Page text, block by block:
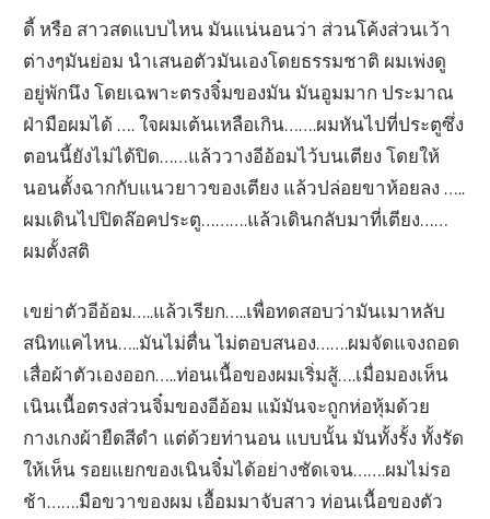
ดี้ หรือ สาวสดแบบไหน มันแน่นอนว่า ส่วนโค้งส่วนเว้า
ต่างๆมันย่อม นำเสนอตัวมันเองโดยธรรมชาติ ผมเพ่งดู
อยู่พักนึง โดยเฉพาะตรงจิ๋มของมัน มันอูมมาก ประมาณ
ฝ่ามือผมได้ …. ใจผมเต้นเหลือเกิน…….ผมหันไปที่ประตูซึ่ง
ตอนนี้ยังไม่ได้ปิด……แล้ววางอีอ้อมไว้บนเตียง โดยให้
นอนตั้งฉากกับแนวยาวของเตียง แล้วปล่อยขาห้อยลง …..
ผมเดินไปปิดล๊อคประตู……….แล้วเดินกลับมาที่เตียง……
ผมตั้งสติ
เขย่าตัวอีอ้อม…..แล้วเรียก…..เพื่อทดสอบว่ามันเมาหลับ
สนิทแคไหน…..มันไม่ตื่น ไม่ตอบสนอง…….ผมจัดแจงถอด
เสื่อผ้าตัวเองออก…..ท่อนเนื้อของผมเริ่มสู้….เมื่อมองเห็น
เนินเนื้อตรงส่วนจิ๋มของอีอ้อม แม้มันจะถูกห่อหุ้มด้วย
กางเกงผ้ายืดสีดำ แต่ด้วยท่านอน แบบนั้น มันทั้งรั้ง ทั้งรัด
ให้เห็น รอยแยกของเนินจิ๋มได้อย่างชัดเจน…….ผมไม่รอ
ช้า…….มือขวาของผม เอื้อมมาจับสาว ท่อนเนื้อของตัว